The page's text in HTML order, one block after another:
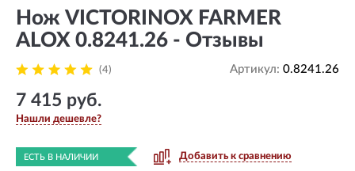
Нож VICTORINOX FARMER
ALOX 0.8241.26 - Отзывы
(4) Артикул: 0.8241.26
7 415 руб.
Нашли дешевле?
ЕСТЬ В НАЛИЧИИ Добавить к сравнению